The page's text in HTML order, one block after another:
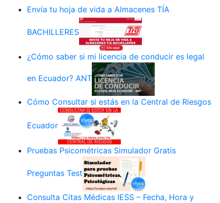
Envía tu hoja de vida a Almacenes TÍA
BACHILLERES
¿Cómo saber si mi licencia de conducir es legal
en Ecuador? ANT
Cómo Consultar si estás en la Central de Riesgos
Ecuador
Pruebas Psicométricas Simulador Gratis
Preguntas Test
Consulta Citas Médicas IESS – Fecha, Hora y